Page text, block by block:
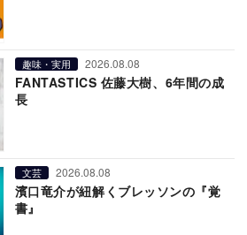
趣味・実用 2026.08.08
FANTASTICS 佐藤大樹、6年間の成
長
文芸 2026.08.08
濱口竜介が紐解くブレッソンの『覚
書』